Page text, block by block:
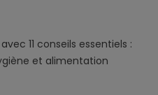
11 conseils essentiels :
et alimentation